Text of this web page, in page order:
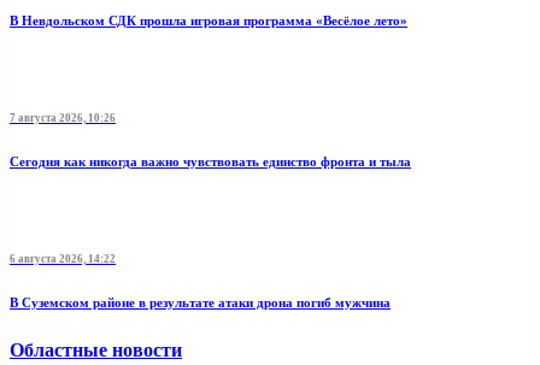
В Невдольском СДК прошла игровая программа «Весёлое лето»
7 августа 2026, 10:26
Сегодня как никогда важно чувствовать единство фронта и тыла
6 августа 2026, 14:22
В Суземском районе в результате атаки дрона погиб мужчина
Областные новости